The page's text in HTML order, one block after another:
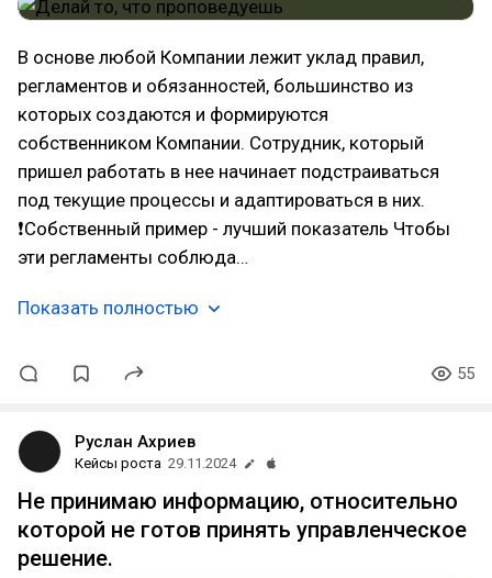
В основе любой Компании лежит уклад правил,
регламентов и обязанностей, большинство из
которых создаются и формируются
собственником Компании. Сотрудник, который
пришел работать в нее начинает подстраиваться
под текущие процессы и адаптироваться в них.
❗Собственный пример - лучший показатель Чтобы
эти регламенты соблюда…
Показать полностью
55
Руслан Ахриев
Кейсы роста 29.11.2024
Не принимаю информацию, относительно
которой не готов принять управленческое
решение.